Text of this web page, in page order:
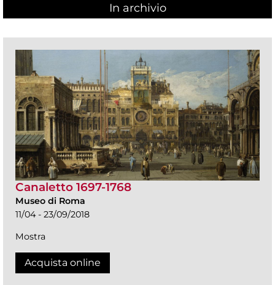
In archivio
Canaletto 1697-1768
Museo di Roma
11/04 - 23/09/2018
Mostra
Acquista online